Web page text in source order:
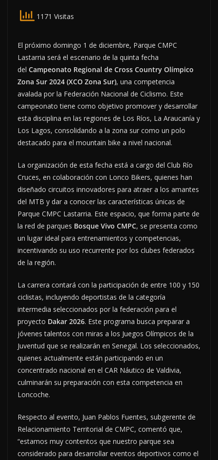
1171 Visitas
El próximo domingo 1 de diciembre, Parque CMPC
Lastarria será el escenario de la quinta fecha
del Campeonato Regional de Cross Country Olímpico
Zona Sur 2024 (XCO Zona Sur), una competencia
avalada por la Federación Nacional de Ciclismo. Este
campeonato tiene como objetivo promover y desarrollar
esta disciplina en las regiones de Los Ríos, La Araucanía y
Los Lagos, consolidando a la zona sur como un polo
destacado para el mountain bike a nivel nacional.
La organización de esta fecha está a cargo del Club Río
Cruces, en colaboración con Lonco Bikers, quienes han
diseñado circuitos innovadores para atraer a los amantes
del MTB y dar a conocer las características únicas de
Parque CMPC Lastarria. Este espacio, que forma parte de
la red de parques Bosque Vivo CMPC, se presenta como
un lugar ideal para entrenamientos y competencias,
incentivando su uso recurrente por los clubes federados
de la región.
La carrera contará con la participación de entre 100 y 150
ciclistas, incluyendo deportistas de la categoría
intermedia seleccionados por la federación para el
proyecto Dakar 2026. Este programa busca preparar a
jóvenes talentos con miras a los Juegos Olímpicos de la
Juventud que se realizarán en Senegal. Los seleccionados,
quienes actualmente están participando en un
concentrado nacional en el CAR Náutico de Valdivia,
culminarán su preparación con esta competencia en
Loncoche.
Respecto al evento, Juan Pablos Fuentes, subgerente de
Relacionamiento Territorial de CMPC, comentó que,
“estamos muy contentos que nuestro parque sea
considerado para desarrollar eventos deportivos como el